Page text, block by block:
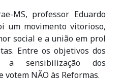
MS, professor Eduardo
um movimento vitorioso,
social e a união em prol
Entre os objetivos dos
a sensibilização dos
NÃO às Reformas.